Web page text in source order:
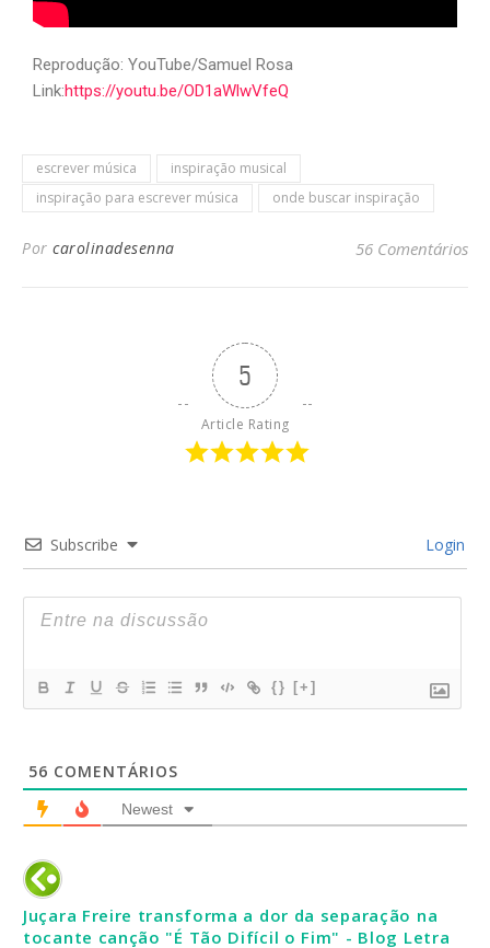
Reprodução: YouTube/Samuel Rosa
Link:https://youtu.be/OD1aWlwVfeQ
escrever música
inspiração musical
inspiração para escrever música
onde buscar inspiração
Por carolinadesenna 56 Comentários
5
Article Rating
Subscribe Login
{} [+]
56 COMENTÁRIOS
Newest
Juçara Freire transforma a dor da separação na
tocante canção "É Tão Difícil o Fim" - Blog Letra